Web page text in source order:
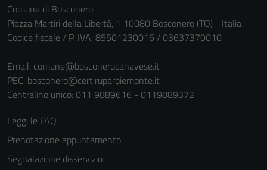
Comune di Bosconero
Piazza Martiri della Libertà, 1 10080 Bosconero (TO) - Italia
Codice fiscale / P. IVA: 85501230016 / 03637370010
Email: comune@bosconerocanavese.it
PEC: bosconero@cert.ruparpiemonte.it
Centralino unico: 011 9889616 - 0119889372
Leggi le FAQ
Prenotazione appuntamento
Segnalazione disservizio